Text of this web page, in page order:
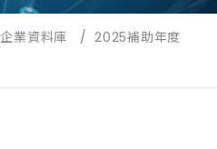
業資料庫 / 2025補助年度